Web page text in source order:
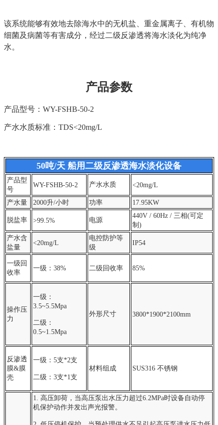
该系统能够有效地去除海水中的无机盐、重金属离子、有机物
细菌及病菌等有害成分，经过二级反渗透将海水淡化为纯净
水。
产品参数
产品型号：WY-FSHB-50-2
产水水质标准：TDS<20mg/L
50吨/天 船用二级反渗透海水淡化设备
产品型
号
WY-FSHB-50-2 产水水质 <20mg/L
产水量 2000升/小时 功率 17.95KW
脱盐率 >99.5% 电源
440V / 60Hz / 三相(可定
制)
产水含
盐量
<20mg/L
电控防护等
级
IP54
一级回
收率
一级：38% 二级回收率 85%
操作压
力
一级：
3.5~5.5Mpa
二级：
0.5~1.5Mpa
外形尺寸 3800*1900*2100mm
反渗透
膜&膜
壳
一级：5支*2支
二级：3支*1支
材料组成 SUS316 不锈钢
1. 高压卸荷，当高压泵出水压力超过6.2MPa时设备自动停
机保护动作并发出声光报警。